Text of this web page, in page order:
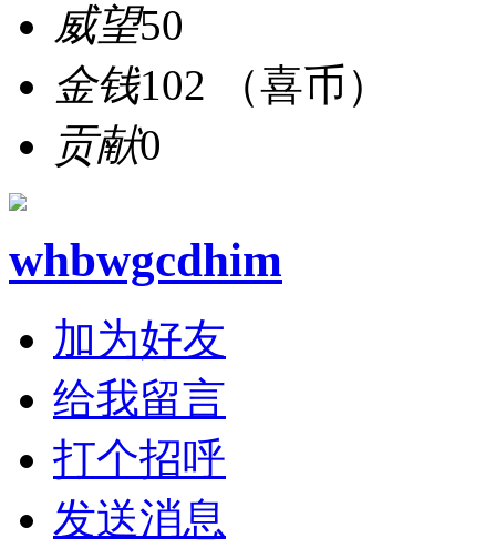
威望50
金钱102 （喜币）
贡献0
whbwgcdhim
加为好友
给我留言
打个招呼
发送消息